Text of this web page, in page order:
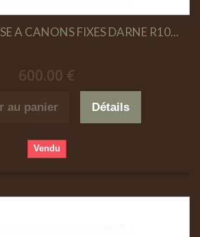
A CANONS FIXES DARNE R10...
600.00 €
au panier Détails
Vendu